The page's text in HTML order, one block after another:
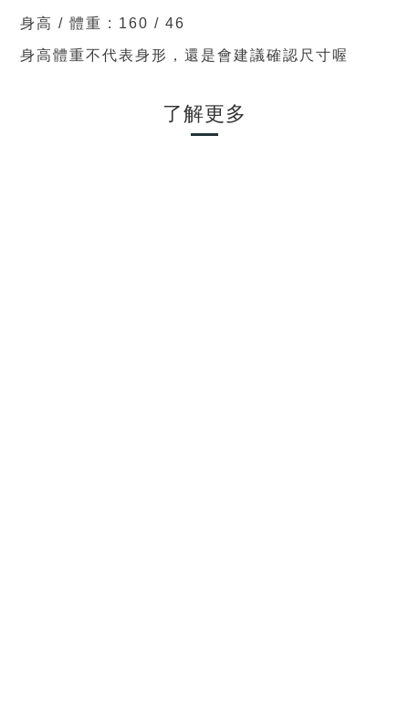
身高 / 體重 : 160 / 46
身高體重不代表身形，還是會建議確認尺寸喔
了解更多